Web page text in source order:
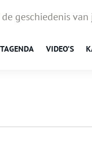
geschiedenis
VIDEO’S